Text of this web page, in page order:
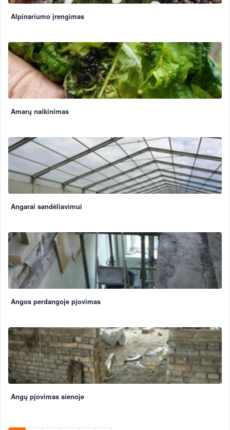
Alpinariumo įrengimas
Amarų naikinimas
Angarai sandėliavimui
Angos perdangoje pjovimas
Angų pjovimas sienoje